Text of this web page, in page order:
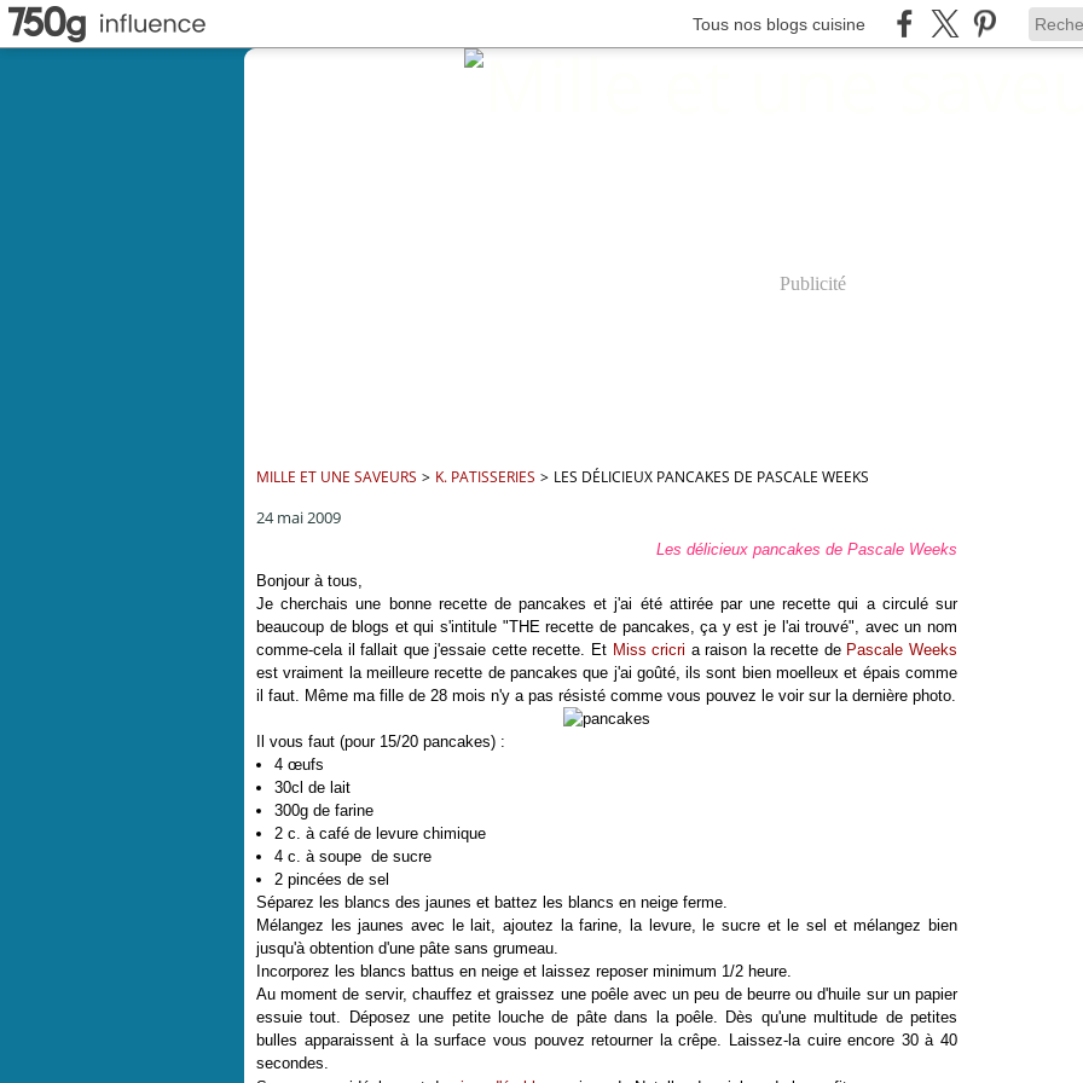
Tous nos blogs cuisine
Publicité
MILLE ET UNE SAVEURS > K. PATISSERIES > LES DÉLICIEUX PANCAKES DE PASCALE WEEKS
24 mai 2009
Les délicieux pancakes de Pascale Weeks
Bonjour à tous,
Je cherchais une bonne recette de pancakes et j'ai été attirée par une recette qui a circulé sur
beaucoup de blogs et qui s'intitule "THE recette de pancakes, ça y est je l'ai trouvé", avec un nom
comme-cela il fallait que j'essaie cette recette. Et Miss cricri a raison la recette de Pascale Weeks
est vraiment la meilleure recette de pancakes que j'ai goûté, ils sont bien moelleux et épais comme
il faut. Même ma fille de 28 mois n'y a pas résisté comme vous pouvez le voir sur la dernière photo.
Il vous faut (pour 15/20 pancakes) :
4 œufs
30cl de lait
300g de farine
2 c. à café de levure chimique
4 c. à soupe de sucre
2 pincées de sel
Séparez les blancs des jaunes et battez les blancs en neige ferme.
Mélangez les jaunes avec le lait, ajoutez la farine, la levure, le sucre et le sel et mélangez bien
jusqu'à obtention d'une pâte sans grumeau.
Incorporez les blancs battus en neige et laissez reposer minimum 1/2 heure.
Au moment de servir, chauffez et graissez une poêle avec un peu de beurre ou d'huile sur un papier
essuie tout. Déposez une petite louche de pâte dans la poêle. Dès qu'une multitude de petites
bulles apparaissent à la surface vous pouvez retourner la crêpe. Laissez-la cuire encore 30 à 40
secondes.